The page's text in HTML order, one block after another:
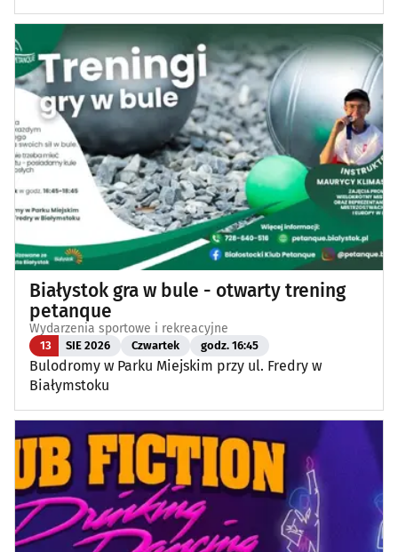
Białystok gra w bule - otwarty trening
petanque
Wydarzenia sportowe i rekreacyjne
13 SIE 2026 Czwartek godz. 16:45
Bulodromy w Parku Miejskim przy ul. Fredry w
Białymstoku